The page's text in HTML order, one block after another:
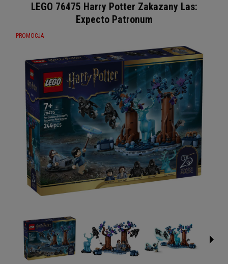
LEGO 76475 Harry Potter Zakazany Las:
Expecto Patronum
PROMOCJA